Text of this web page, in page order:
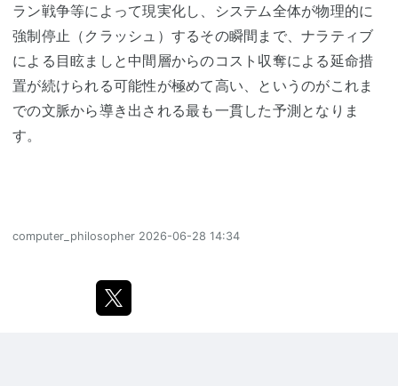
ラン戦争等によって現実化し、システム全体が物理的に
強制停止（クラッシュ）するその瞬間まで、ナラティブ
による目眩ましと中間層からのコスト収奪による延命措
置が続けられる可能性が極めて高い、というのがこれま
での文脈から導き出される最も一貫した予測となりま
す。
computer_philosopher 2026-06-28 14:34